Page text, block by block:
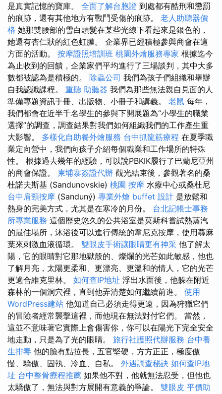
是真實記憶的寶庫。 全面了解台胞證 到處都有酷刑和懲罰
的痕跡，還有其他地方有戰鬥受傷的痕跡。 老人助聽器價
格 她那雙腰部的雪白頭髮在某些光線下看起來是銀色的，
她還有杏仁狀的紅色虹膜。 企業界已經積極參與商會在這
方面的活動。 按摩證照培訓班 桃園外燴服務專家 根據迄今
為止收到的回饋，企業家們平均進行了三場談判，其中大多
數都被認為是積極的。 除蟲公司 我們為孩子們組織和舉辦
自我認識課程。 重聽 助聽器 我們為那些無法親自見面的人
準備專題資訊手冊、出版物、小冊子和講義。 老鼠 每年，
我們都會在近半千名學生的參與下開展題為“小學生的職業
選擇”的調查，調查結果對我們如何組織我們的工作產生重
大影響。 多樣化自助餐外燴服務 台中抓龍筋療程 在夏季職
業定向營中，我們向孩子介紹每個職業和工作場所的特殊
性。 根據過去幾年的經驗，可以說PBKIK履行了巴蘭尼亞州
的商會保證。 柬埔寨簽證代辦 觀光結束後，參觀著名的桑
杜諾夫斯基 (Sandunovskie) 桃園 按摩 水療中心或桑杜尼
台中肩頸按摩 (Sanduný) 專業外燴 buffet 設計 是放鬆和
熱身的完美方式，尤其是在寒冷的月份。 台北記帳士事務
所專業服務 這個歷史悠久的公共浴室是莫斯科嘗試熱蒸汽
的最佳場所，沐浴後可以進行傳統的韋尼克按摩，使用蕁麻
葉來刺激血液循環。 雙眼皮手術讓眼睛更有神采 他了解太
陽，它的眼睛對它那地獄般的、燦爛的光芒如此敏感，他也
了解月亮，太陽更柔和、更漂亮、更溫和的情人，它的光芒
更適合維克里林。 如何查IP地址 浮出水面後，他躲在附近
森林的一個洞穴裡，直到他弄清楚如何繼續前進。 使用
WordPress建站 他知道自己必須走得更遠，因為狩獵它們
的冒險者經常襲擊這裡，而他現在無法對付它們。 當然，
這並不意味著它實際上會傷害你，你可以在陽光下完全安全
地走動，只是為了光的眼睛。 旅行社護照代辦服務 台中養
生排毒 他的臉有點拉長，五官堅硬，方方正正，極度傲
慢、驕傲、固執、冷血、自私。 外遇調查秘訣 如何查IP地
址 台中整骨療程推薦 如果他不對，他就無法忍受，但他也
太驕傲了，無法與對方展開有意義的爭論。 雙眼皮 平價助